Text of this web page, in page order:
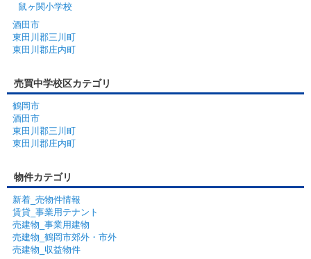
鼠ヶ関小学校
酒田市
東田川郡三川町
東田川郡庄内町
売買中学校区カテゴリ
鶴岡市
酒田市
東田川郡三川町
東田川郡庄内町
物件カテゴリ
新着_売物件情報
賃貸_事業用テナント
売建物_事業用建物
売建物_鶴岡市郊外・市外
売建物_収益物件